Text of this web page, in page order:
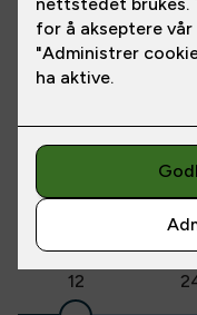
Gravsteinen gjør seg
bedramme eller en
og kan leveres i
Prisen inkluderer:
Stein med et navn og
Lykt
Fri frakt og montering
Pris fraNOK
*Prisen gjelder
12